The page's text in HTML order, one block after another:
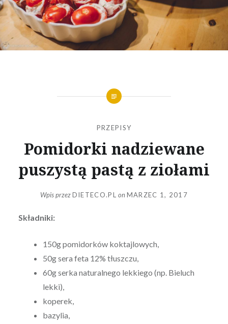
PRZEPISY
Pomidorki nadziewane
puszystą pastą z ziołami
Wpis przezDIETECO.PL onMARZEC 1, 2017
Składniki:
150g pomidorków koktajlowych,
50g sera feta 12% tłuszczu,
60g serka naturalnego lekkiego (np. Bieluch
lekki),
koperek,
bazylia,